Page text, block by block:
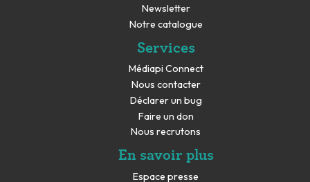
Newsletter
Notre catalogue
Services
Médiapi Connect
Nous contacter
Déclarer un bug
Faire un don
Nous recrutons
En savoir plus
Espace presse